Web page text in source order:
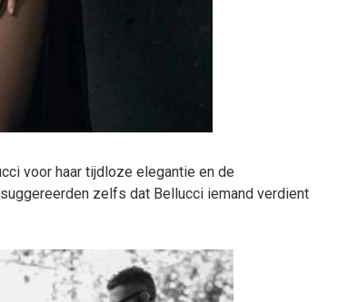
voor haar tijdloze elegantie en de
zelfs dat Bellucci iemand verdient